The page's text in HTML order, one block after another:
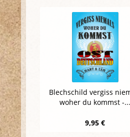
Blechschild vergiss
woher du kommst -...
9,95 €